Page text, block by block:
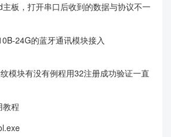
板，打开串口后收到的数据与协议不一
24G的蓝牙通讯模块接入
模块有没有例程用32注册成功验证一直
教程